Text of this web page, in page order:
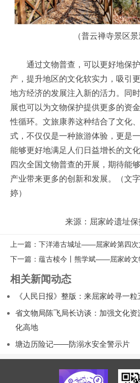
（普云禅寺景区景
通过文物普查，可以更好地保护
产，提升地区的文化软实力，吸引
地方经济的发展注入新的活力。同
展也可以为文物保护提供更多的资
性循环。文旅康养这种结合了文化
式，不仅仅是一种旅游体验，更是
能够更好地满足人们日益增长的文
四次全国文物普查的开展，期待能
产业带来更多的创新和发展。（文
婷）
来源：屈家岭遗址
上一篇：下洋港古城址——屈家岭第四次
下一篇：蕴古椟今丨熊学斌——屈家岭文
相关新闻动态
《人民日报》整版：来屈家岭寻一
省文物局陈飞局长访谈：加强文化
化高地
塘边历险记——防溺水安全警示片